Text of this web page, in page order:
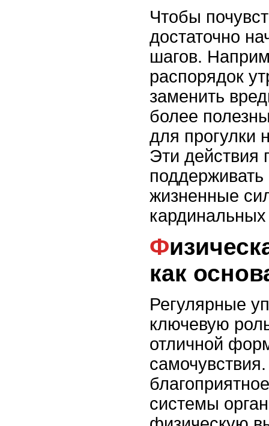
Чтобы
достаточно
шагов.
распорядок
заменить
более
для прогулки
Эти действия
поддерживать
жизненные
Физическая активность
как
Регулярные
ключевую
отличной
системы